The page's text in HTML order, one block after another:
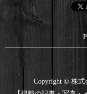
Copyright © 株式